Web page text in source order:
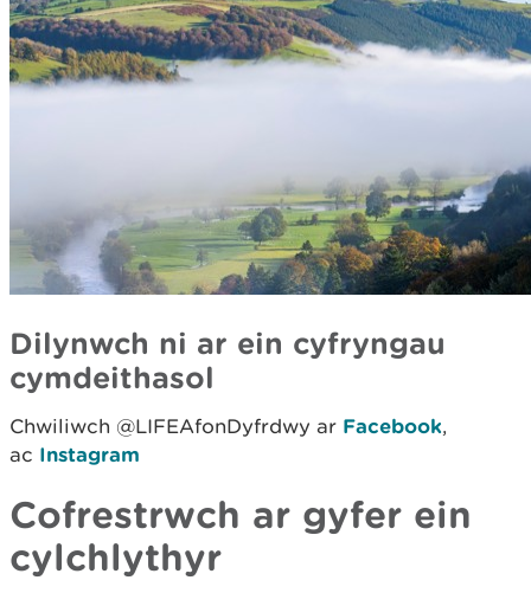
Dilynwch ni ar ein cyfryngau
cymdeithasol
Chwiliwch @LIFEAfonDyfrdwy ar Facebook,
ac Instagram
Cofrestrwch ar gyfer ein
cylchlythyr